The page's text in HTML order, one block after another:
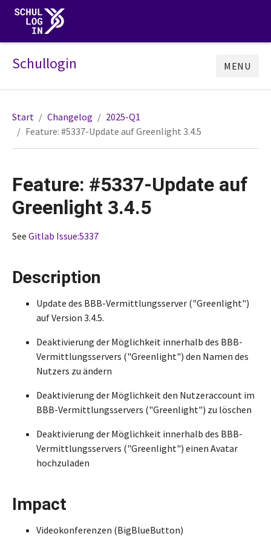
Schullogin MENU
Start Changelog
2025-Q1
Feature: #5337-Update auf Greenlight 3.4.5
Feature: #5337-Update auf
Greenlight 3.4.5
See Gitlab Issue:5337
Description
Update des BBB-Vermittlungsserver ("Greenlight")
auf Version 3.4.5.
Deaktivierung der Möglichkeit innerhalb des BBB-
Vermittlungsservers ("Greenlight") den Namen des
Nutzers zu ändern
Deaktivierung der Möglichkeit den Nutzeraccount im
BBB-Vermittlungsservers ("Greenlight") zu löschen
Deaktivierung der Möglichkeit innerhalb des BBB-
Vermittlungsservers ("Greenlight") einen Avatar
hochzuladen
Impact
Videokonferenzen (BigBlueButton)